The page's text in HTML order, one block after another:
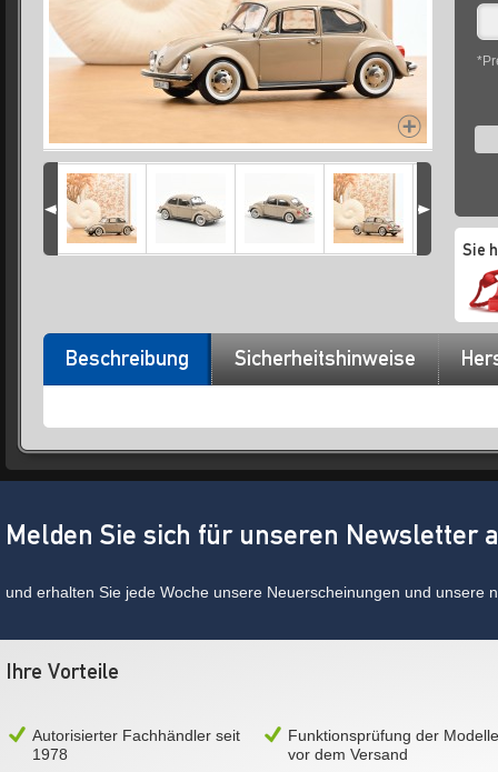
Sie
Beschreibung Sicherheitshinweise
Melden Sie sich für unseren Newsletter
und erhalten Sie jede Woche unsere Neuerscheinungen und unsere
Ihre Vorteile
Autorisierter Fachhändler seit
1978
Funktionsprüfung der Modelle
vor dem Versand